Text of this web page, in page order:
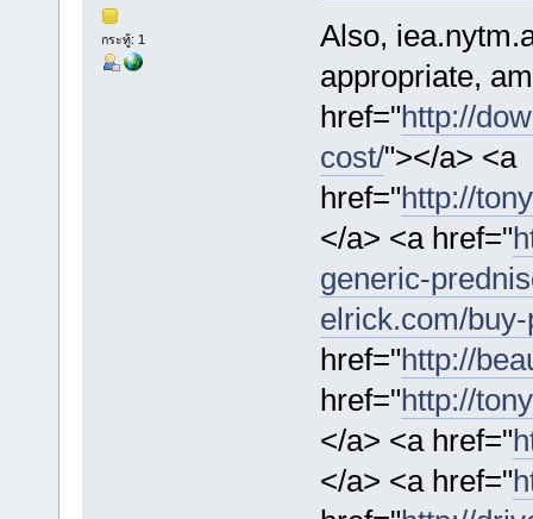
กระทู้: 1
Also,
appropriate,
href="http://
cost/"></a> <a
href="http://
</a> <a href="
generic-
elrick.com/
href="http://
href="http://
</a> <a href="
</a> <a href="